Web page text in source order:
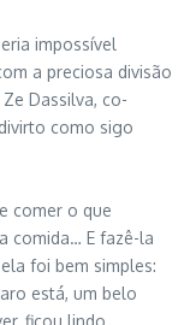
impossível
a preciosa divisão
Dassilva, co-
como sigo
comer o que
comida… E fazê-la
foi bem simples:
está, um belo
ficou lindo.